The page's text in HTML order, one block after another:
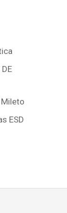
ESD